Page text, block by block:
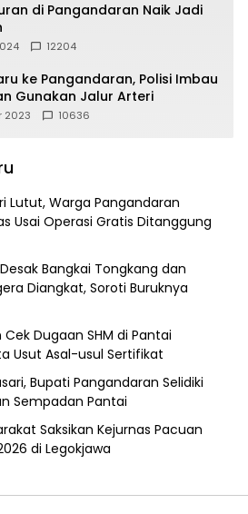
di Pangandaran Naik Jadi
12204
ke Pangandaran, Polisi Imbau
Gunakan Jalur Arteri
2023 10636
Lutut, Warga Pangandaran
Usai Operasi Gratis Ditanggung
Bangkai Tongkang dan
Diangkat, Soroti Buruknya
Dugaan SHM di Pantai
Usut Asal-usul Sertifikat
Bupati Pangandaran Selidiki
Sempadan Pantai
Saksikan Kejurnas Pacuan
di Legokjawa